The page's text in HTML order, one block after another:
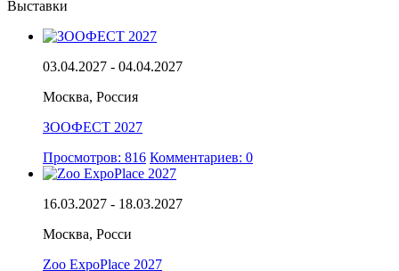
Выставки
03.04.2027 - 04.04.2027
Москва, Россия
ЗООФЕСТ 2027
Просмотров: 816 Комментариев: 0
16.03.2027 - 18.03.2027
Москва, Росси
Zoo ExpoPlace 2027